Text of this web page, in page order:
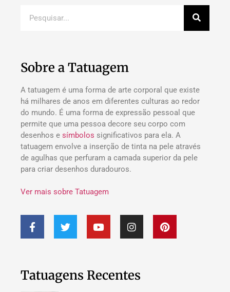
Sobre a Tatuagem
A tatuagem é uma forma de arte corporal que existe
há milhares de anos em diferentes culturas ao redor
do mundo. É uma forma de expressão pessoal que
permite que uma pessoa decore seu corpo com
desenhos e símbolos significativos para ela. A
tatuagem envolve a inserção de tinta na pele através
de agulhas que perfuram a camada superior da pele
para criar desenhos duradouros.
Ver mais sobre Tatuagem
Tatuagens Recentes